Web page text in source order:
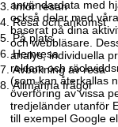
användardata med
också delar med
baserat på dina
och webbläsare.
analys, individuella
reklam och
(som kan återkallas
överföring av vissa
tredjeländer utanför
till exempel Google
i
d
a
Inför resan
Resa och ankomst
På plats
Hemresa
Avbokning av resa
Allmänna frågor